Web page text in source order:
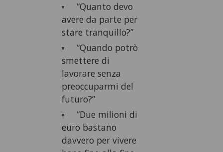
“Quanto devo
avere da parte per
stare tranquillo?”
“Quando potrò
smettere di
lavorare senza
preoccuparmi del
futuro?”
“Due milioni di
euro bastano
davvero per vivere